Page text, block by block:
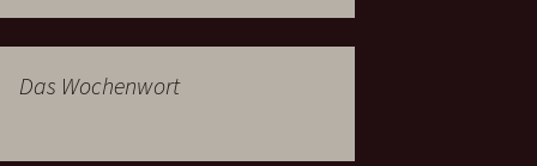
– Ergebnisse der
Das Wochenwort